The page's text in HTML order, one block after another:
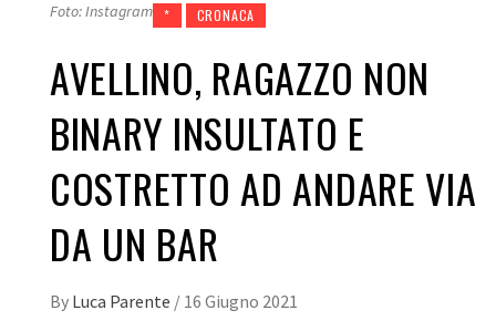
Foto: Instagram * CRONACA
AVELLINO, RAGAZZO NON
BINARY INSULTATO E
COSTRETTO AD ANDARE VIA
DA UN BAR
By Luca Parente / 16 Giugno 2021